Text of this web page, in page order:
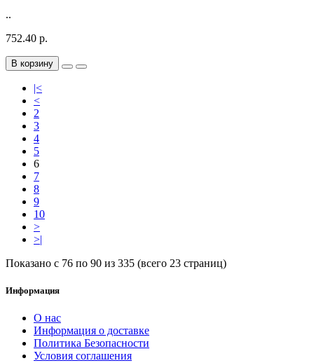
..
752.40 р.
В корзину
|<
<
2
3
4
5
6
7
8
9
10
>
>|
Показано с 76 по 90 из 335 (всего 23 страниц)
Информация
О нас
Информация о доставке
Политика Безопасности
Условия соглашения